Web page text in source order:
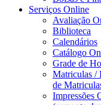
Serviços Online
Avaliação
Biblioteca
Calendários
Catálogo
Grade de
Matriculas /
de
Impressões